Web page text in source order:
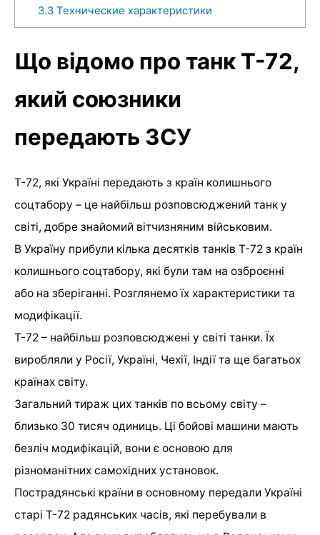
3.3 Технические характеристики
Що відомо про танк Т-72,
який союзники
передають ЗСУ
Т-72, які Україні передають з країн колишнього
соцтабору – це найбільш розповсюджений танк у
світі, добре знайомий вітчизняним військовим.
В Україну прибули кілька десятків танків Т-72 з країн
колишнього соцтабору, які були там на озброєнні
або на зберіганні. Розглянемо їх характеристики та
модифікації.
Т-72 – найбільш розповсюджені у світі танки. Їх
виробляли у Росії, Україні, Чехії, Індії та ще багатьох
країнах світу.
Загальний тираж цих танків по всьому світу –
близько 30 тисяч одиниць. Ці бойові машини мають
безліч модифікацій, вони є основою для
різноманітних самохідних установок.
Пострадянські країни в основному передали Україні
старі Т-72 радянських часів, які перебували в